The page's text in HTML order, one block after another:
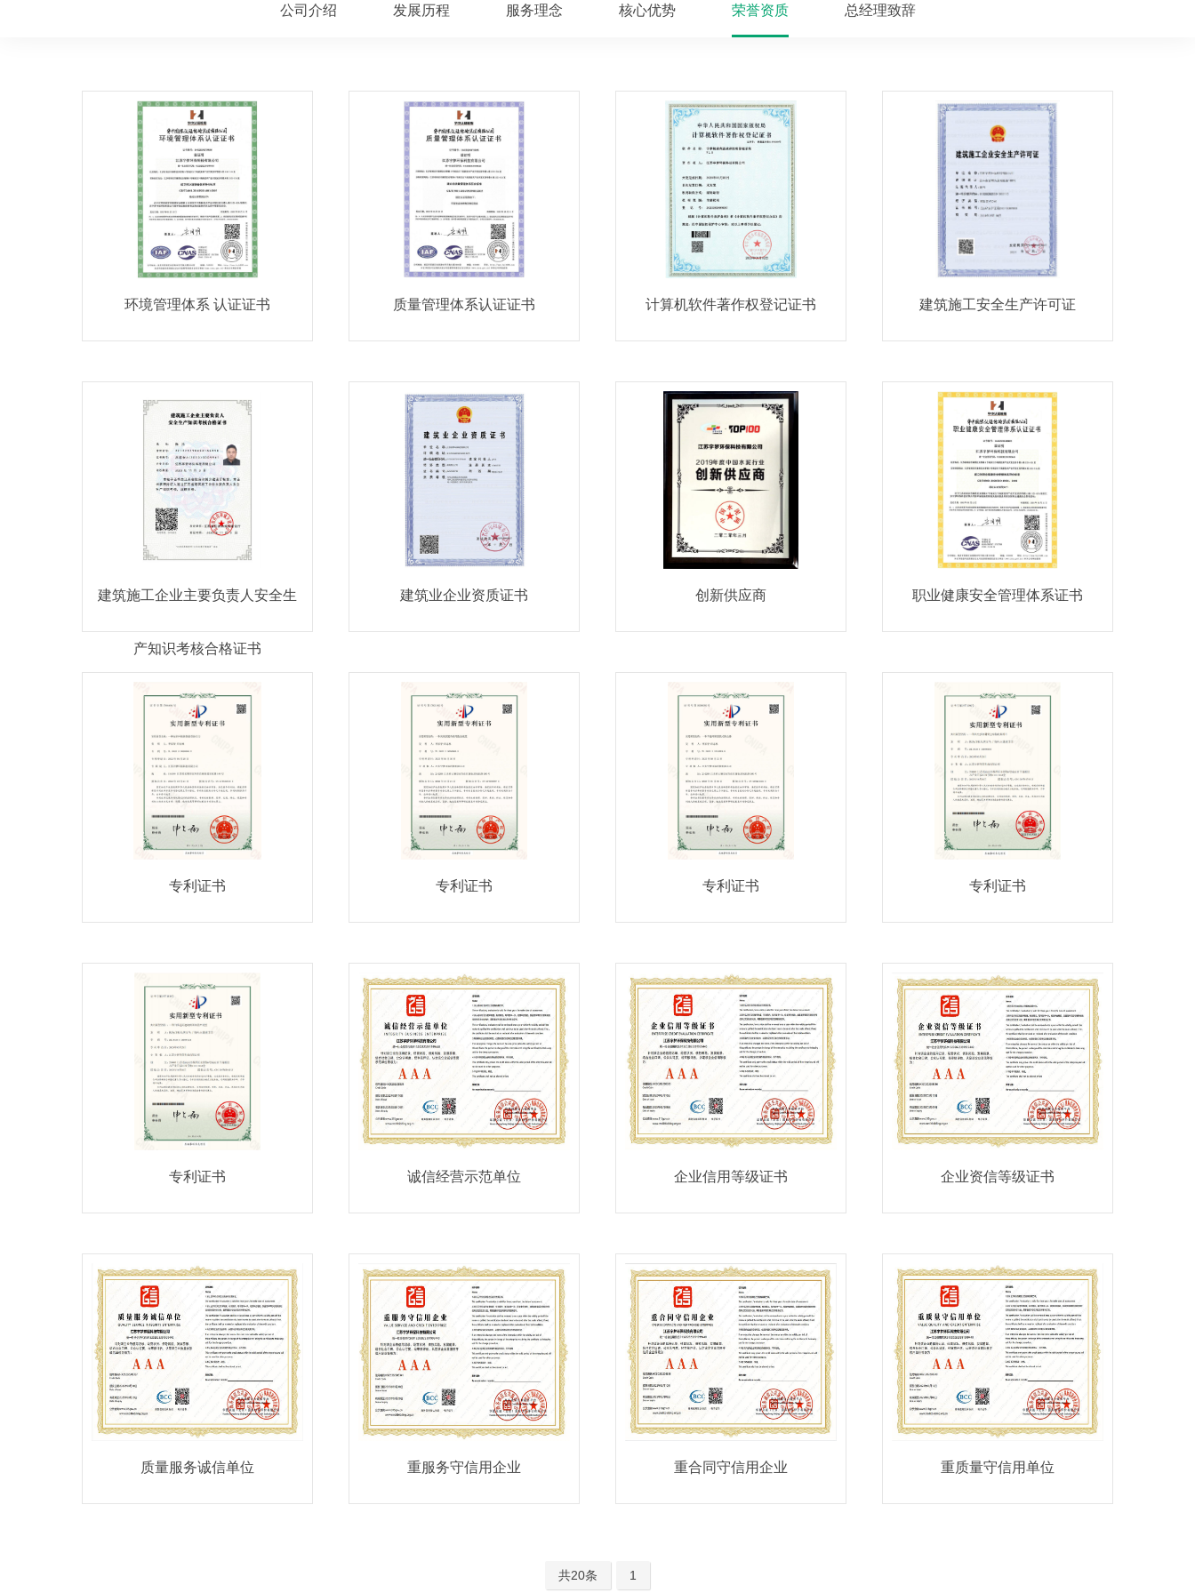
公司介绍 发展历程 服务理念 核心优势 荣誉资质 总经理致辞
环境管理体系 认证证书 质量管理体系认证证书 计算机软件著作权登记证书 建筑施工安全生产许可证
建筑施工企业主要负责人安全生
产知识考核合格证书
建筑业企业资质证书 创新供应商 职业健康安全管理体系证书
专利证书 专利证书 专利证书 专利证书
专利证书 诚信经营示范单位 企业信用等级证书 企业资信等级证书
质量服务诚信单位 重服务守信用企业 重合同守信用企业 重质量守信用单位
共20条 1